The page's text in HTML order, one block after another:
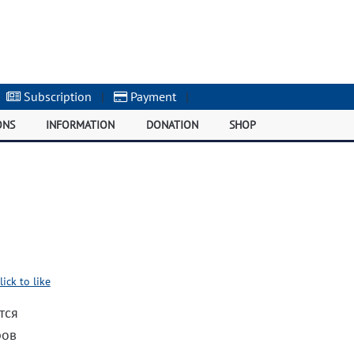
Subscription | Payment |
INFORMATION DONATION SHOP
to like